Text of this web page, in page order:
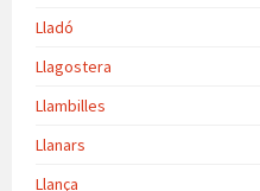
Lladó
Llagostera
Llambilles
Llanars
Llança